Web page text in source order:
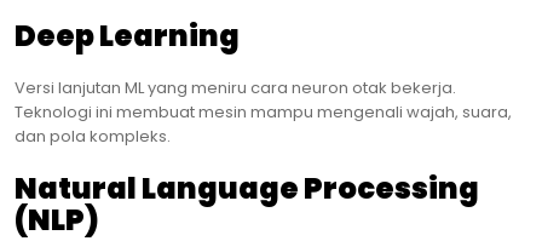
Deep Learning
Versi lanjutan ML yang meniru cara neuron otak bekerja.
Teknologi ini membuat mesin mampu mengenali wajah, suara,
dan pola kompleks.
Natural Language Processing
(NLP)